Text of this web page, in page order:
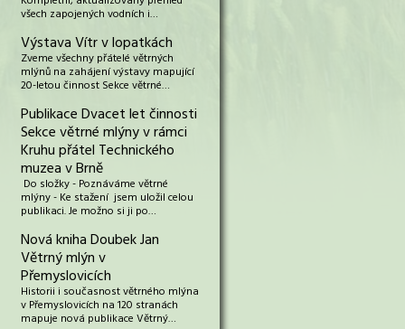
všech zapojených vodních i…
Výstava Vítr v lopatkách
Zveme všechny přátelé větrných
mlýnů na zahájení výstavy mapující
20-letou činnost Sekce větrné…
Publikace Dvacet let činnosti
Sekce větrné mlýny v rámci
Kruhu přátel Technického
muzea v Brně
Do složky - Poznáváme větrné
mlýny - Ke stažení jsem uložil celou
publikaci. Je možno si ji po…
Nová kniha Doubek Jan
Větrný mlýn v
Přemyslovicích
Historii i současnost větrného mlýna
v Přemyslovicích na 120 stranách
mapuje nová publikace Větrný…